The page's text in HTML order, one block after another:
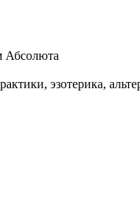
Абсолюта
эзотерика,